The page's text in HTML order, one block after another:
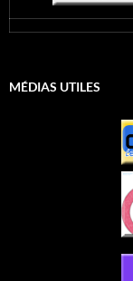
MÉDIAS UTILES